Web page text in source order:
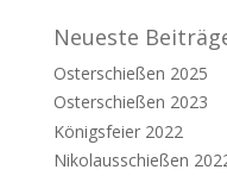
Neueste
Osterschießen 2025
Osterschießen 2023
Königsfeier 2022
Nikolausschießen